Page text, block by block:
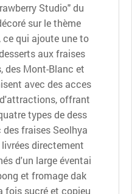
Studio" du
sur le thème
qui ajoute une to
aux fraises
des Mont-Blanc et
avec des acces
offrant
types de dess
fraises Seolhya
directement
d'un large éventai
et fromage dak
fois sucré et copieu